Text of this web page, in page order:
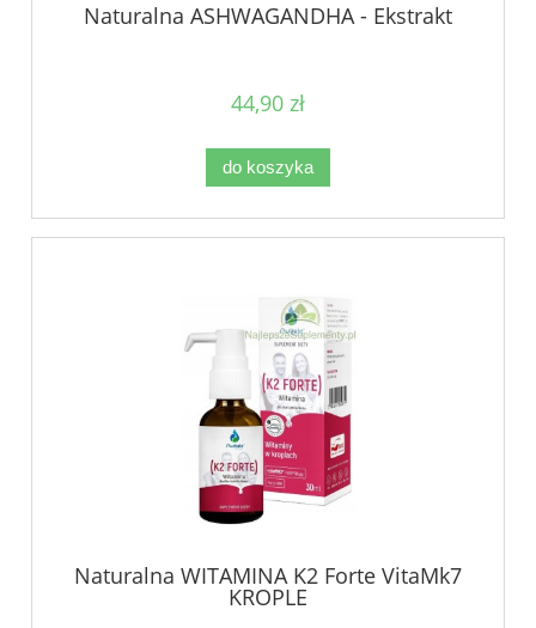
Naturalna ASHWAGANDHA - Ekstrakt
44,90 zł
do koszyka
Naturalna WITAMINA K2 Forte VitaMk7
KROPLE